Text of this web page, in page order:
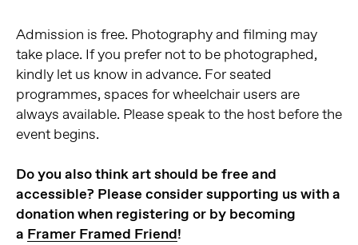
Admission is free. Photography and filming may
take place. If you prefer not to be photographed,
kindly let us know in advance. For seated
programmes, spaces for wheelchair users are
always available. Please speak to the host before the
event begins.
Do you also think art should be free and
accessible? Please consider supporting us with a
donation when registering or by becoming
a Framer Framed Friend!